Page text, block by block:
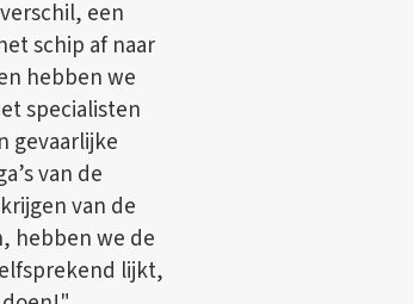
een
schip af naar
hebben we
specialisten
gevaarlijke
van de
van de
hebben we de
lijkt,